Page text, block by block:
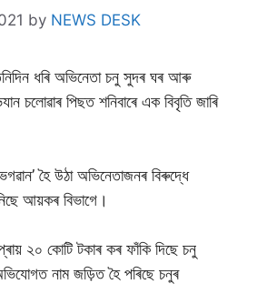
by NEWS DESK
ধৰি অভিনেতা চনু সুদৰ ঘৰ আৰু
চলোৱাৰ পিছত শনিবাৰে এক বিবৃতি জাৰি
হৈ উঠা অভিনেতাজনৰ বিৰুদ্ধে
আয়কৰ বিভাগে।
২০ কোটি টকাৰ কৰ ফাঁকি দিছে চনু
নাম জড়িত হৈ পৰিছে চনুৰ